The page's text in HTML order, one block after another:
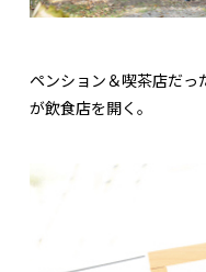
ペンション＆喫茶店だ
が飲食店を開く。